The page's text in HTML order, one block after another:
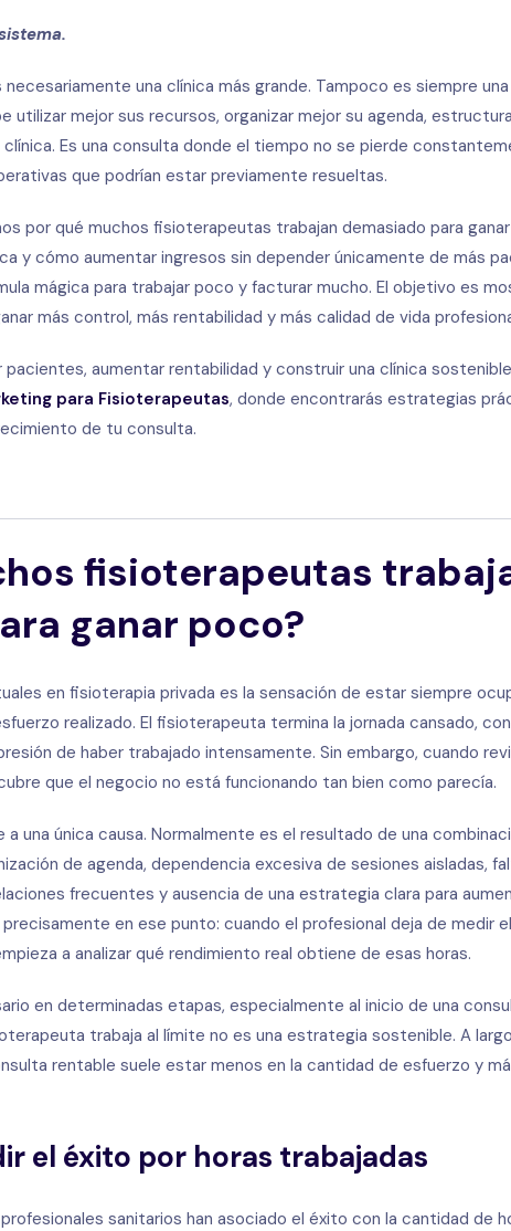
una clínica más grande. Tampoco es siempre
utilizar mejor sus recursos, organizar mejor su agenda,
Es una consulta donde el tiempo no se pierde
que podrían estar previamente resueltas.
por qué muchos fisioterapeutas trabajan demasiado para
y cómo aumentar ingresos sin depender únicamente de más
mágica para trabajar poco y facturar mucho. El objetivo es
más control, más rentabilidad y más calidad de vida
aumentar rentabilidad y construir una clínica
para Fisioterapeutas, donde encontrarás estrategias
de tu consulta.
fisioterapeutas
ganar poco?
en fisioterapia privada es la sensación de estar siempre
realizado. El fisioterapeuta termina la jornada cansado,
de haber trabajado intensamente. Sin embargo, cuando
que el negocio no está funcionando tan bien como parecía.
una única causa. Normalmente es el resultado de una
de agenda, dependencia excesiva de sesiones aisladas,
frecuentes y ausencia de una estrategia clara para
en ese punto: cuando el profesional deja de medir
a analizar qué rendimiento real obtiene de esas horas.
en determinadas etapas, especialmente al inicio de una
trabaja al límite no es una estrategia sostenible. A
rentable suele estar menos en la cantidad de esfuerzo y
el éxito por horas trabajadas
sanitarios han asociado el éxito con la cantidad de